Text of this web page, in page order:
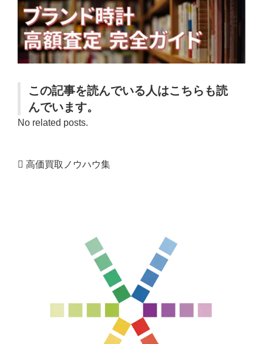
この記事を読んでいる人はこちらも読
んでいます。
No related posts.
高価買取ノウハウ集